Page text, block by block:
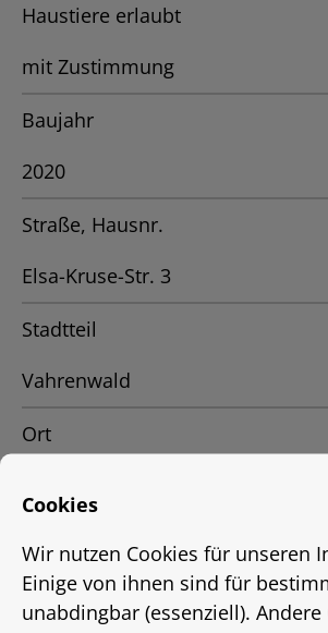
Haustiere erlaubt
mit Zustimmung
Baujahr
2020
Straße, Hausnr.
Elsa-Kruse-Str. 3
Stadtteil
Vahrenwald
Ort
vermietet
Cookies
Wir nutzen Cookies für unseren
Einige von ihnen sind für
unabdingbar (essenziell).